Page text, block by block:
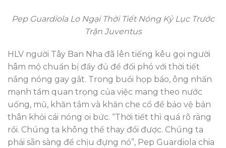
Pep Guardiola Lo Ngại Thời Tiết Nóng Kỷ Lục Trước
Trận Juventus
HLV người Tây Ban Nha đã lên tiếng kêu gọi người
hâm mộ chuẩn bị đầy đủ để đối phó với thời tiết
nắng nóng gay gắt. Trong buổi họp báo, ông nhấn
mạnh tầm quan trọng của việc mang theo nước
uống, mũ, khăn tắm và khăn che cổ để bảo vệ bản
thân khỏi cái nóng oi bức. “Thời tiết thì quá rõ ràng
rồi. Chúng ta không thể thay đổi được. Chúng ta
phải sẵn sàng để chịu đựng nó”, Pep Guardiola chia